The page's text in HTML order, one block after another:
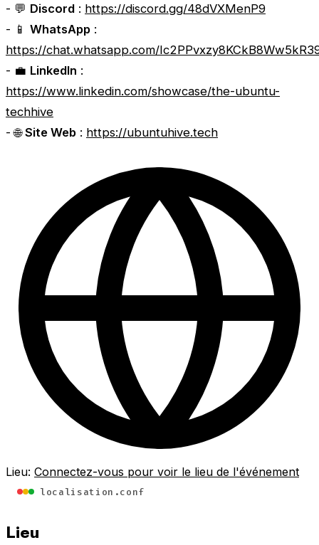
- 💬 Discord : https://discord.gg/48dVXMenP9
- 📱 WhatsApp :
https://chat.whatsapp.com/
- 💼 LinkedIn :
https://www.linkedin.com/showcase/the-ubuntu-
techhive
- 🌐Site Web : https://ubuntuhive.tech
Lieu: Connectez-vous pour voir le lieu de l'événement
localisation.conf
Lieu